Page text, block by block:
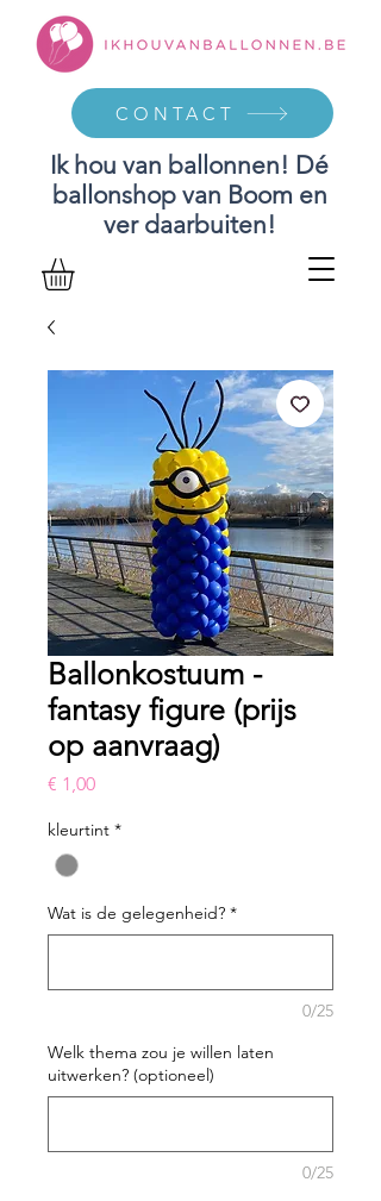
Ik hou van ballonnen! Dé
ballonshop van Boom en
ver daarbuiten!
CONTACT
Ballonkostuum -
fantasy figure (prijs
op aanvraag)
€ 1,00Prijs
kleurtint *
Wat is de gelegenheid? *
0/25
Welk thema zou je willen laten
uitwerken? (optioneel)
0/25